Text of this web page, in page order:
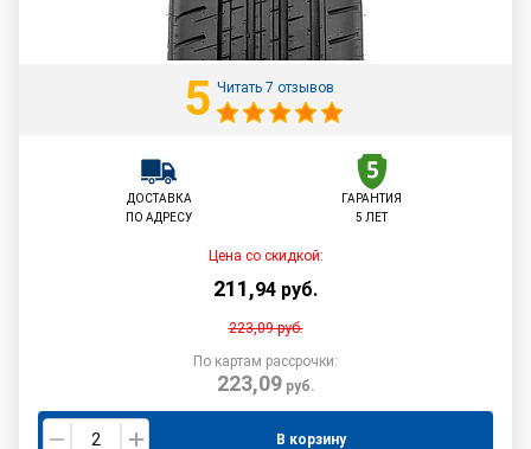
5 Читать 7 отзывов
ДОСТАВКА
ПО АДРЕСУ
ГАРАНТИЯ
5 ЛЕТ
Цена со скидкой:
211,94 руб.
223,09руб.
По картам рассрочки:
223,09руб.
В корзину